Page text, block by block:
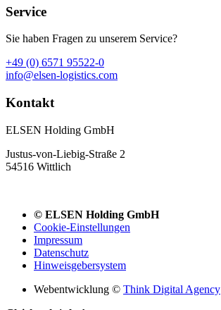
Service
Sie haben Fragen zu unserem Service?
+49 (0) 6571 95522-0
info@elsen-logistics.com
Kontakt
ELSEN Holding GmbH
Justus-von-Liebig-Straße 2
54516 Wittlich
© ELSEN Holding GmbH
Cookie-Einstellungen
Impressum
Datenschutz
Hinweisgebersystem
Webentwicklung © Think Digital Agency